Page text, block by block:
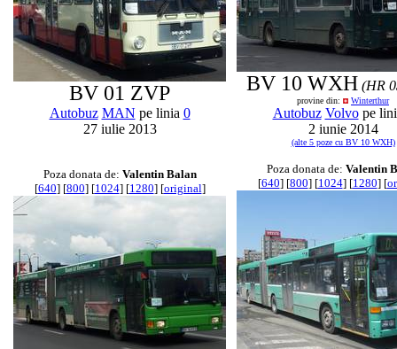
BV 01 ZVP
Autobuz MAN pe linia 0
27 iulie 2013
BV 10 WXH (HR
provine din: Winterthur
Autobuz Volvope
2 iunie 2014
(alte 5 poze cu BV 10 WXH)
Poza donata de: Valentin Balan
[640] [800] [1024] [1280] [original]
Poza donata de: Valentin
[640] [800] [1024] [1280] [